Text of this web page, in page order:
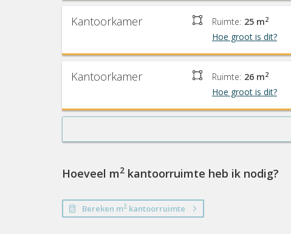
Kantoorkamer Ruimte: 25 m2
Hoe groot is dit?
Kantoorkamer Ruimte: 26 m2
Hoe groot is dit?
Hoeveel m2 kantoorruimte heb ik nodig?
Bereken m2 kantoorruimte